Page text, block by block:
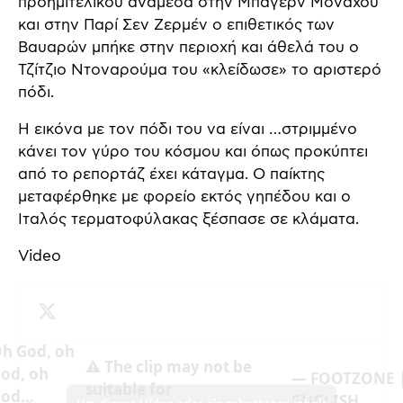
και στην Παρί Σεν Ζερμέν ο επιθετικός των
Βαυαρών μπήκε στην περιοχή και άθελά του ο
Τζίτζιο Ντοναρούμα του «κλείδωσε» το αριστερό
πόδι.
Η εικόνα με τον πόδι του να είναι …στριμμένο
κάνει τον γύρο του κόσμου και όπως προκύπτει
από το ρεπορτάζ έχει κάταγμα. Ο παίκτης
μεταφέρθηκε με φορείο εκτός γηπέδου και ο
Ιταλός τερματοφύλακας ξέσπασε σε κλάματα.
Video
God, oh
oh
⚠️ The clip may not be
suitable for
— FOOTZONE